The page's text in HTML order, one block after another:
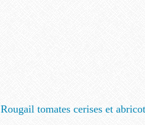
Rougail tomates cerises et